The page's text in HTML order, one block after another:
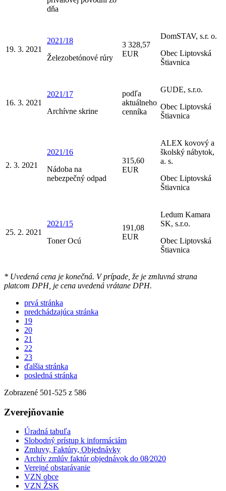
dňa
19. 3. 2021
2021/18
Železobetónové rúry
3 328,57
EUR
DomSTAV, s.r. o.
Obec Liptovská
Štiavnica
16. 3. 2021
2021/17
Archívne skrine
podľa
aktuálneho
cenníka
GUDE, s.r.o.
Obec Liptovská
Štiavnica
2. 3. 2021
2021/16
Nádoba na
nebezpečný odpad
315,60
EUR
ALEX kovový a
školský nábytok,
a. s.
Obec Liptovská
Štiavnica
25. 2. 2021
2021/15
Toner Ocú
191,08
EUR
Ledum Kamara
SK, s.r.o.
Obec Liptovská
Štiavnica
* Uvedená cena je konečná. V prípade, že je zmluvná strana
platcom DPH, je cena uvedená vrátane DPH.
prvá stránka
predchádzajúca stránka
19
20
21
22
23
ďalšia stránka
posledná stránka
Zobrazené 501-525 z 586
Zverejňovanie
Úradná tabuľa
Slobodný prístup k informáciám
Zmluvy, Faktúry, Objednávky
Archív zmlúv faktúr objednávok do 08⁄2020
Verejné obstarávanie
VZN obce
VZN ŽSK